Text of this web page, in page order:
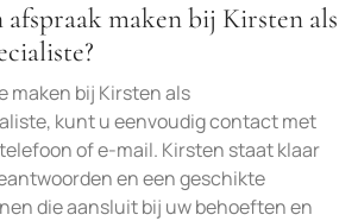
afspraak maken bij Kirsten als
maken bij Kirsten als
kunt u eenvoudig contact met
of e-mail. Kirsten staat klaar
en een geschikte
die aansluit bij uw behoeften en